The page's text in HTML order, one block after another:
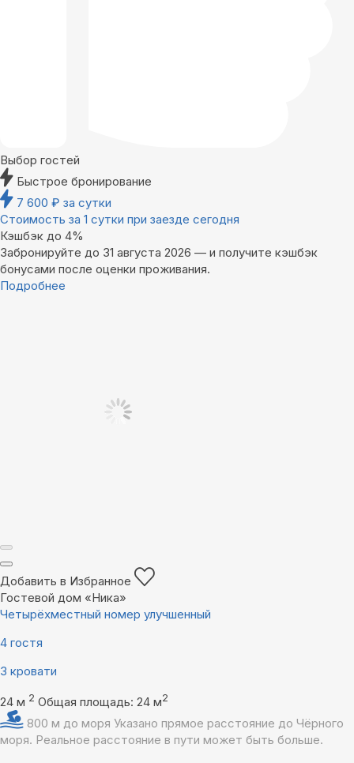
Выбор гостей
Быстрое бронирование
7 600 ₽ за сутки
Стоимость за 1 сутки при заезде сегодня
Кэшбэк до 4%
Забронируйте до 31 августа 2026 — и получите кэшбэк
бонусами после оценки проживания.
Подробнее
Добавить в Избранное
Гостевой дом «Ника»
Четырёхместный номер улучшенный
4 гостя
3 кровати
24 м 2 Общая площадь: 24 м2
800 м до моря Указано прямое расстояние до Чёрного
моря. Реальное расстояние в пути может быть больше.